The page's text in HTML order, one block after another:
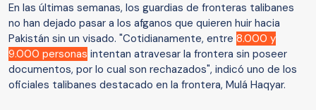
En las últimas semanas, los guardias de fronteras talibanes
no han dejado pasar a los afganos que quieren huir hacia
Pakistán sin un visado. "Cotidianamente, entre 8.000 y
9.000 personas intentan atravesar la frontera sin poseer
documentos, por lo cual son rechazados", indicó uno de los
oficiales talibanes destacado en la frontera, Mulá Haqyar.